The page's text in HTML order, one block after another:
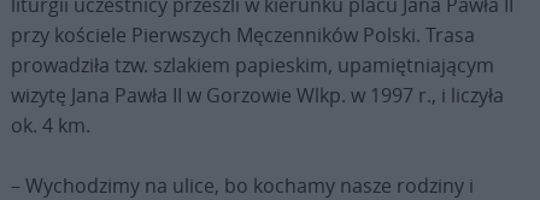
przy kościele Pierwszych Męczenników Polski. Trasa
prowadziła tzw. szlakiem papieskim, upamiętniającym
wizytę Jana Pawła II w Gorzowie Wlkp. w 1997 r., i liczyła
ok. 4 km.
– Wychodzimy na ulice, bo kochamy nasze rodziny i